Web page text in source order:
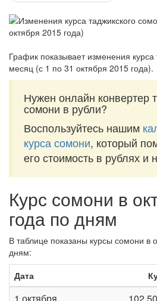
График показывает изменения курса
месяц (с 1 по 31 октября 2015 года).
Нужен онлайн конвертер
сомони в рубли?
Воспользуйтесь нашим
курса сомони, который
его стоимость в рублях и
Курс сомони в
года по дням
В таблице показаны курсы сомони в
дням:
Дата